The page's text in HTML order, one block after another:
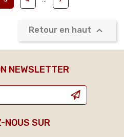
Retour en haut 
NEWSLETTER
NOUS SUR